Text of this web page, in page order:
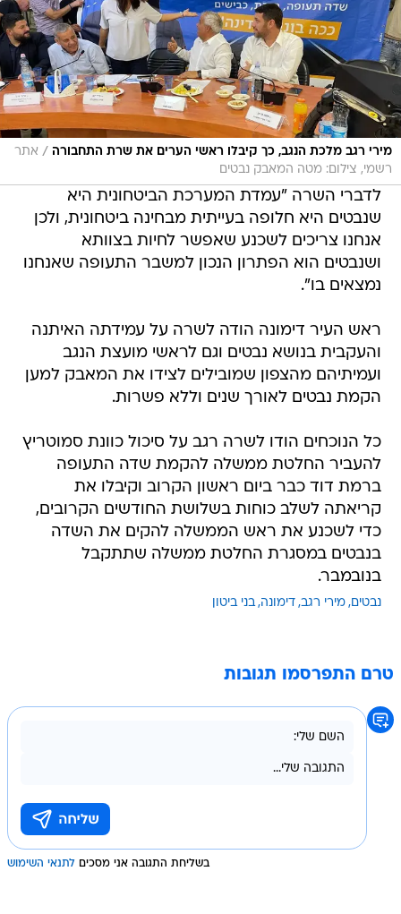
מירי רגב מלכת הנגב, כך קיבלו ראשי הערים את שרת התחבורה / אתר
רשמי, צילום: מטה המאבק נבטים
לדברי השרה "עמדת המערכת הביטחונית היא
שנבטים היא חלופה בעייתית מבחינה ביטחונית, ולכן
אנחנו צריכים לשכנע שאפשר לחיות בצוותא
ושנבטים הוא הפתרון הנכון למשבר התעופה שאנחנו
נמצאים בו".
ראש העיר דימונה הודה לשרה על עמידתה האיתנה
והעקבית בנושא נבטים וגם לראשי מועצת הנגב
ועמיתיהם מהצפון שמובילים לצידו את המאבק למען
הקמת נבטים לאורך שנים וללא פשרות.
כל הנוכחים הודו לשרה רגב על סיכול כוונת סמוטריץ
להעביר החלטת ממשלה להקמת שדה התעופה
ברמת דוד כבר ביום ראשון הקרוב וקיבלו את
קריאתה לשלב כוחות בשלושת החודשים הקרובים,
כדי לשכנע את ראש הממשלה להקים את השדה
בנבטים במסגרת החלטת ממשלה שתתקבל
בנובמבר.
נבטים מירי רגב דימונה בני ביטון
טרם התפרסמו תגובות
בשליחת התגובה אני מסכים לתנאי השימוש